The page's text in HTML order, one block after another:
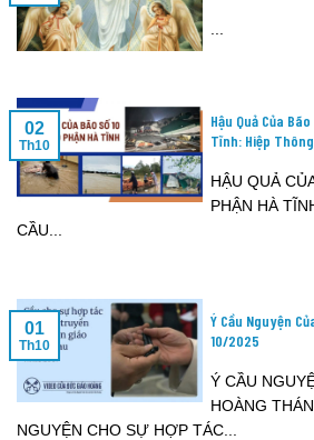
...
Hậu Quả Của
Tĩnh: Hiệp
HẬU QUẢ
PHẬN HÀ
CẦU...
02
Th10
Ý Cầu Nguyện
10/2025
Ý CẦU
HOÀNG
NGUYỆN CHO SỰ HỢP TÁC...
01
Th10